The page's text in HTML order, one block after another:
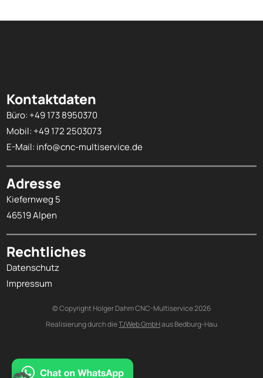
Kontaktdaten
Büro: +49 173 8950370
Mobil: +49 172 2503073
E-Mail: info@cnc-multiservice.de
Adresse
Kiefernweg 5
46519 Alpen
Rechtliches
Datenschutz
Impressum
© Copyright Holger Dahm CNC-Multiservice 2026
Realisierung durch dieTJWeb GmbHaus Bedburg-Hau